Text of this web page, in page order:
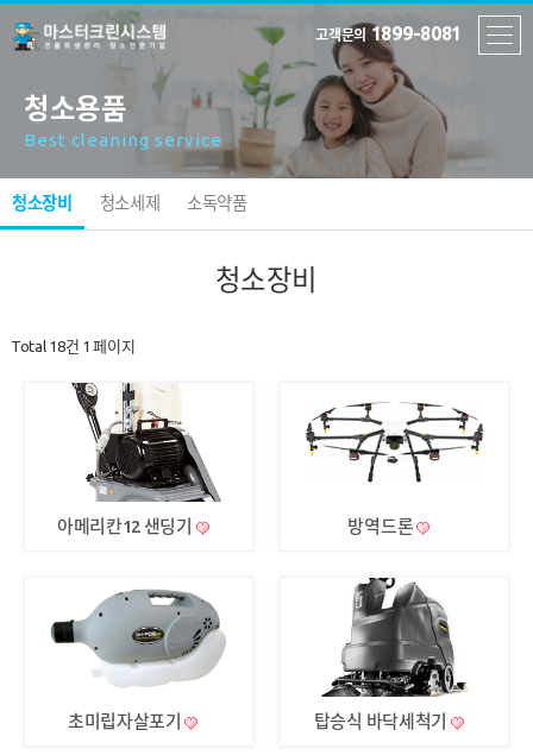
고객문의 1899-8081
청소용품
Best cleaning service
청소장비 청소세제 소독약품
청소장비
Total 18건 1 페이지
아메리칸12 샌딩기 방역드론
초미립자살포기 탑승식 바닥세척기